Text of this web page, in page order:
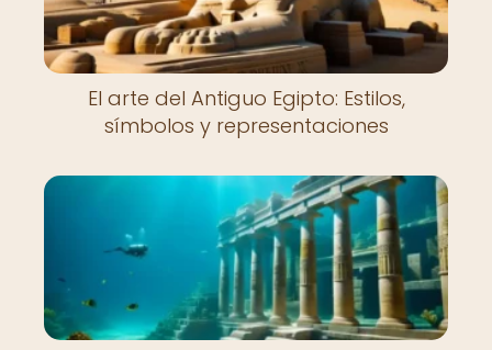
El arte del Antiguo Egipto: Estilos,
símbolos y representaciones